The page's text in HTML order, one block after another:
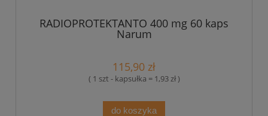
RADIOPROTEKTANTO 400 mg 60 kaps
Narum
115,90 zł
( 1 szt - kapsułka = 1,93 zł )
do koszyka